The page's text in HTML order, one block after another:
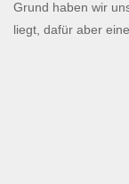
Grund haben wir
liegt, dafür aber